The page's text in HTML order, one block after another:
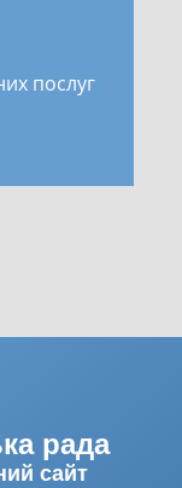
послуг
рада
сайт